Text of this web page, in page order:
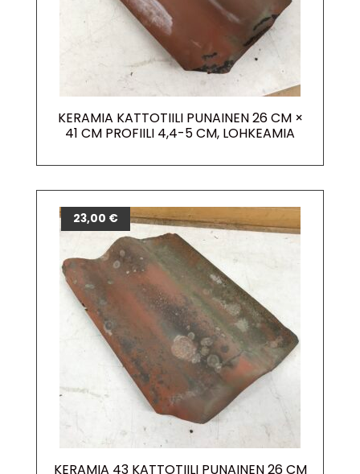
KERAMIA KATTOTIILI PUNAINEN 26 CM ×
41 CM PROFIILI 4,4-5 CM, LOHKEAMIA
KERAMIA 43 KATTOTIILI PUNAINEN 26 CM
23,00 €